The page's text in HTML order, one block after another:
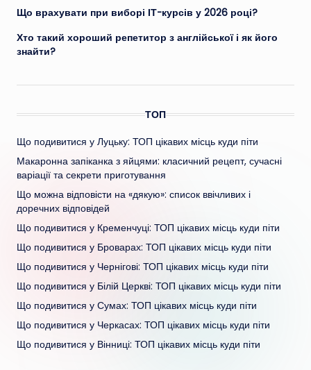
Що врахувати при виборі ІТ-курсів у 2026 році?
Хто такий хороший репетитор з англійської і як його
знайти?
ТОП
Що подивитися у Луцьку: ТОП цікавих місць куди піти
Макаронна запіканка з яйцями: класичний рецепт, сучасні
варіації та секрети приготування
Що можна відповісти на «дякую»: список ввічливих і
доречних відповідей
Що подивитися у Кременчуці: ТОП цікавих місць куди піти
Що подивитися у Броварах: ТОП цікавих місць куди піти
Що подивитися у Чернігові: ТОП цікавих місць куди піти
Що подивитися у Білій Церкві: ТОП цікавих місць куди піти
Що подивитися у Сумах: ТОП цікавих місць куди піти
Що подивитися у Черкасах: ТОП цікавих місць куди піти
Що подивитися у Вінниці: ТОП цікавих місць куди піти